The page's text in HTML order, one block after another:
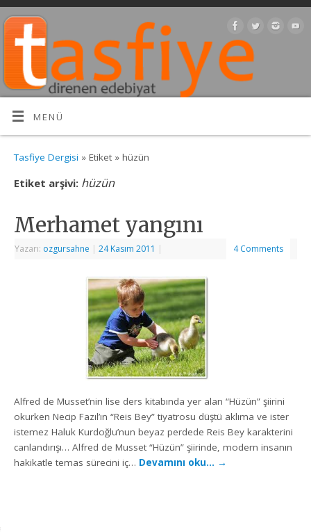
MENÜ
Tasfiye Dergisi » Etiket » hüzün
Etiket arşivi: hüzün
Merhamet yangını
Yazarı: ozgursahne | 24 Kasım 2011 | 4 Comments
Alfred de Musset’nin lise ders kitabında yer alan “Hüzün” şiirini
okurken Necip Fazıl’ın “Reis Bey” tiyatrosu düştü aklıma ve ister
istemez Haluk Kurdoğlu’nun beyaz perdede Reis Bey karakterini
canlandırışı… Alfred de Musset “Hüzün” şiirinde, modern insanın
hakikatle temas sürecini iç… Devamını oku… →